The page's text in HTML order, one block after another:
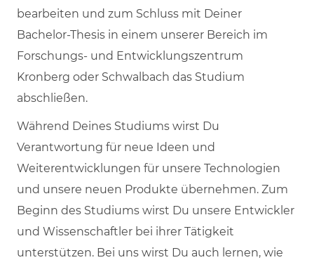
bearbeiten und zum Schluss mit Deiner
Bachelor-Thesis in einem unserer Bereich im
Forschungs- und Entwicklungszentrum
Kronberg oder Schwalbach das Studium
abschließen.
Während Deines Studiums wirst Du
Verantwortung für neue Ideen und
Weiterentwicklungen für unsere Technologien
und unsere neuen Produkte übernehmen. Zum
Beginn des Studiums wirst Du unsere Entwickler
und Wissenschaftler bei ihrer Tätigkeit
unterstützen. Bei uns wirst Du auch lernen, wie